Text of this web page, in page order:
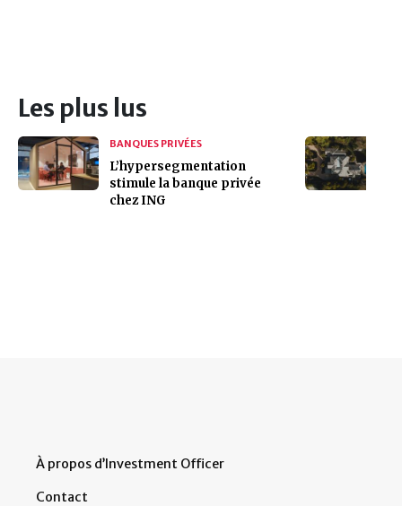
Les plus lus
BANQUES PRIVÉES
L’hypersegmentation
stimule la banque privée
chez ING
À propos d’Investment Officer
Contact